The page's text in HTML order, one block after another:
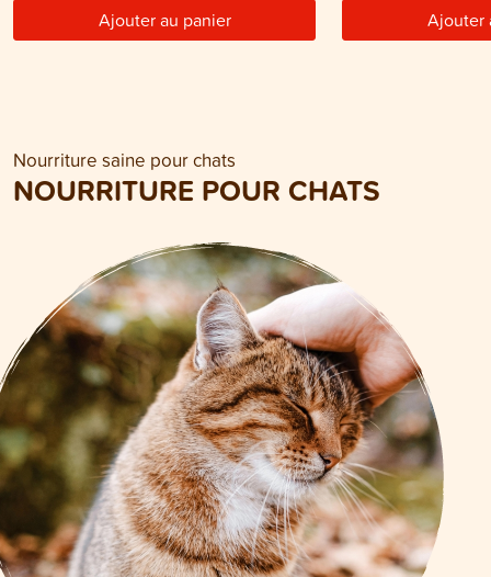
Ajouter au panier Ajouter
Nourriture saine pour chats
NOURRITURE POUR CHATS